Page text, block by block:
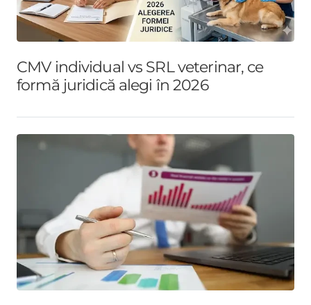
CMV individual vs SRL veterinar, ce
formă juridică alegi în 2026